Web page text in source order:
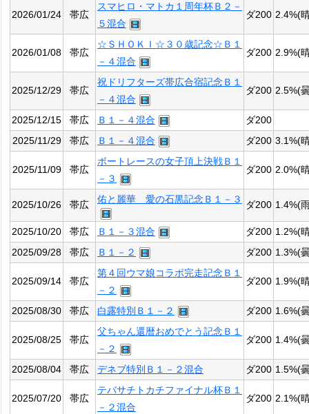
2026/01/24 帯広
スマヒロ・マトカ１周年杯Ｂ２－
５混合
ダ200 2.4%(
2026/01/08 帯広
☆ＳＨＯＫＩ☆３０歳記念☆Ｂ１
－４混合
ダ200 2.9%(
2025/12/29 帯広
祝ドリフターズ帯広合宿記念Ｂ１
－４混合
ダ200 2.5%(
2025/12/15 帯広 Ｂ１－４混合
ダ200
2025/11/29
帯広 Ｂ１－４混合 ダ200 3.1%(
2025/11/09 帯広
ボートレースの女子頂上決戦Ｂ１
－３
ダ200 2.0%(
2025/10/26 帯広 佑と麗華 愛の石黒記念Ｂ１－３ ダ200 1.4%(
2025/10/20 帯広 Ｂ１－３混合 ダ200 1.2%(
2025/09/28
帯広 Ｂ１－２ ダ200 1.3%(
2025/09/14 帯広
第４回ウマ娘コラボ完走記念Ｂ１
－２
ダ200 1.9%(
2025/08/30 帯広 白露特別Ｂ１－２ ダ200 1.6%(
2025/08/25 帯広
父ちゃん還暦おめでとう記念Ｂ１
－２
ダ200 1.4%(
2025/08/04 帯広 デネブ特別Ｂ１－２混合 ダ200 1.5%(
2025/07/20 帯広
テバサチトカチファイナル杯Ｂ１
－２混合
ダ200 2.1%(